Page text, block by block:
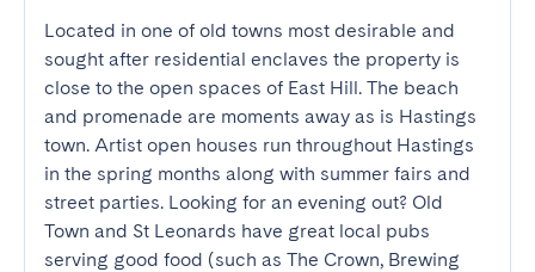
Located in one of old towns most desirable and
sought after residential enclaves the property is
close to the open spaces of East Hill. The beach
and promenade are moments away as is Hastings
town. Artist open houses run throughout Hastings
in the spring months along with summer fairs and
street parties. Looking for an evening out? Old
Town and St Leonards have great local pubs
serving good food (such as The Crown, Brewing